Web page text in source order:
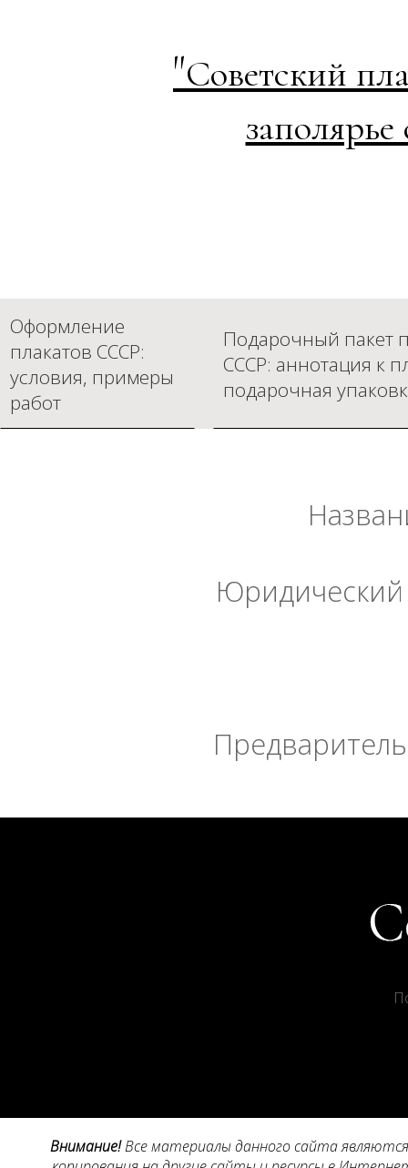
"Советский
Оформление
плакатов СССР:
условия, примеры
работ
Подарочный пакет
СССР: аннотация к
подарочная
Внимание!Все материалы данного сайта